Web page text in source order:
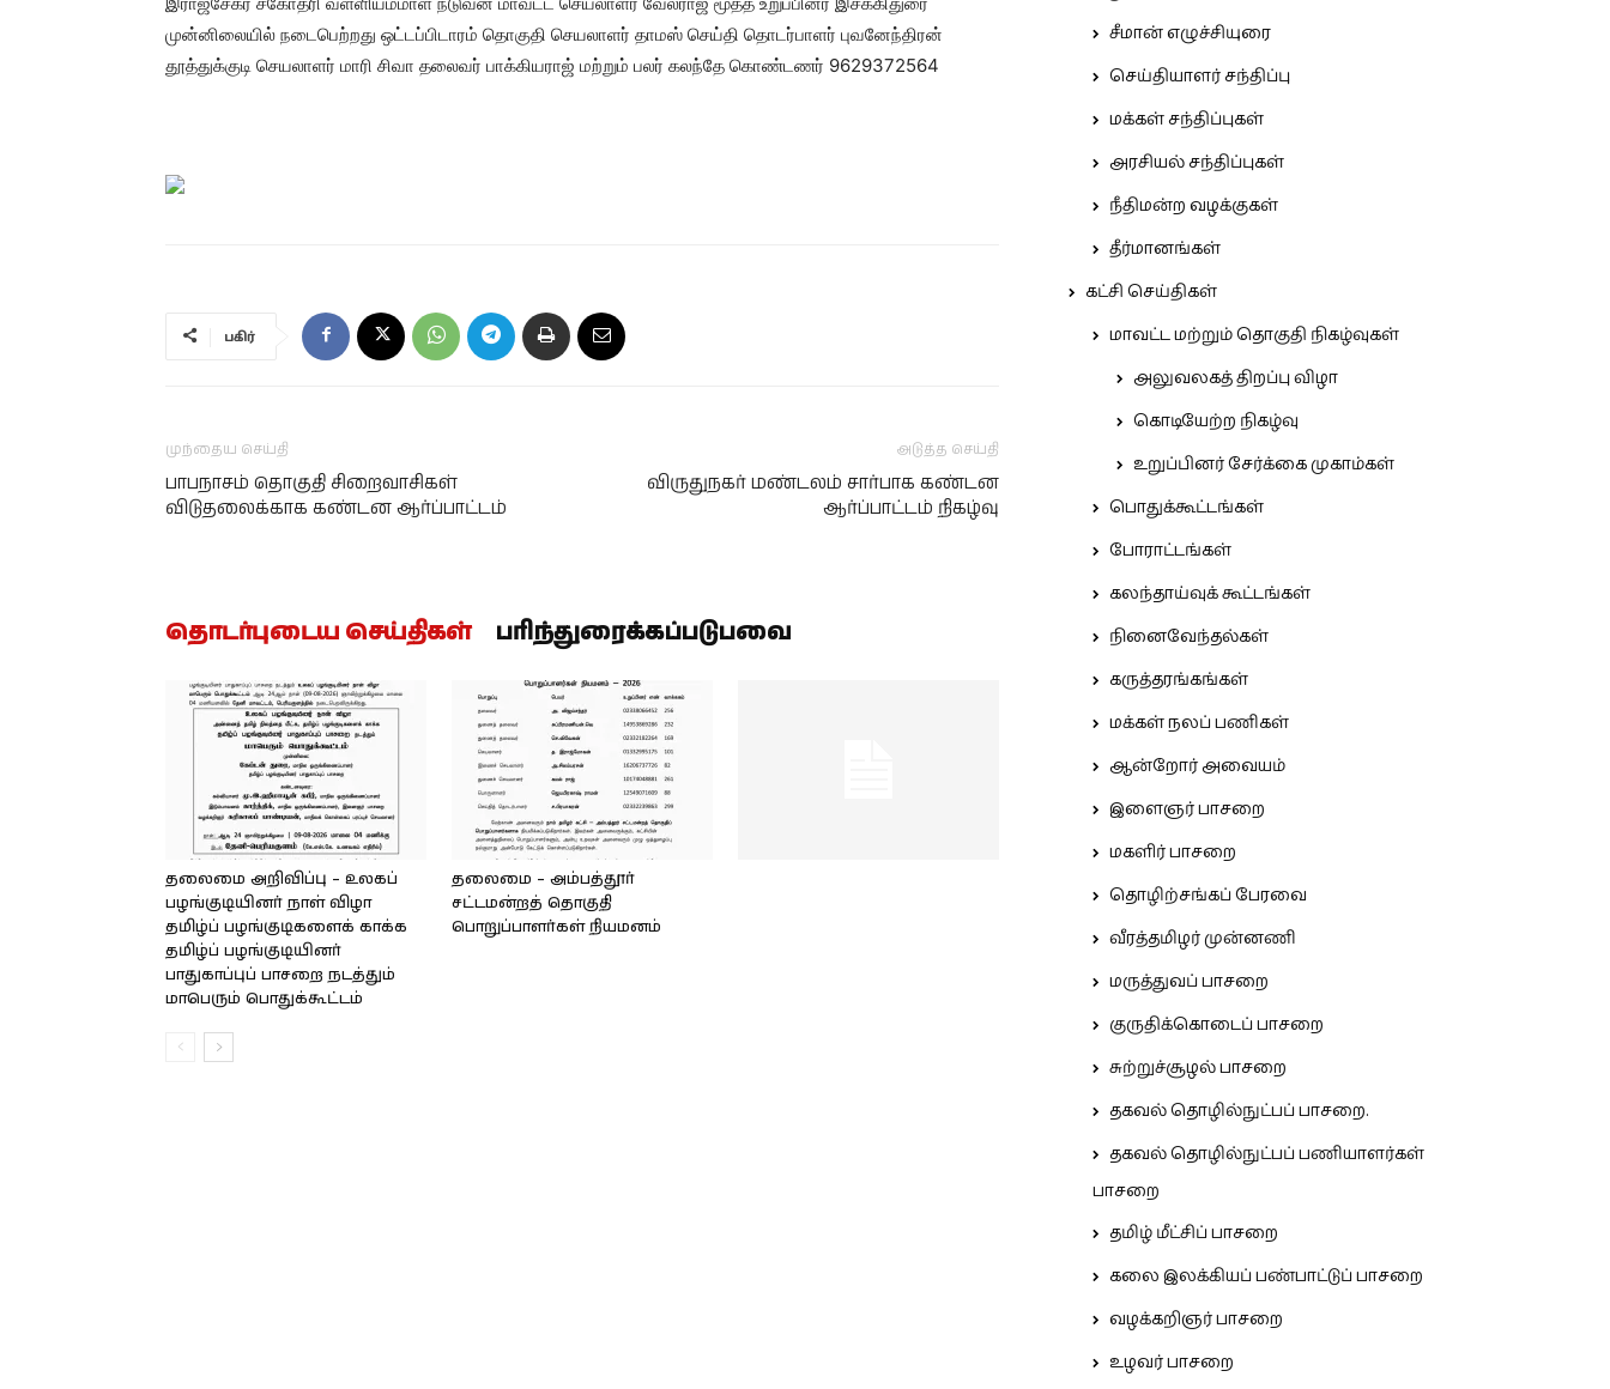
முன்னிலையில் நடைபெற்றது ஒட்டப்பிடாரம் தொகுதி செயலாளர் தாமஸ் செய்தி தொடர்பாளர் புவனேந்திரன்
தூத்துக்குடி செயலாளர் மாரி சிவா தலைவர் பாக்கியராஜ் மற்றும் பலர் கலந்தே கொண்டணர் 9629372564
பகிர்
முந்தைய செய்தி
பாபநாசம் தொகுதி சிறைவாசிகள்
விடுதலைக்காக கண்டன ஆர்ப்பாட்டம்
அடுத்த செய்தி
விருதுநகர் மண்டலம் சார்பாக கண்டன
ஆர்ப்பாட்டம் நிகழ்வு
தொடர்புடைய செய்திகள் பரிந்துரைக்கப்படுபவை
தலைமை அறிவிப்பு – உலகப்
பழங்குடியினர் நாள் விழா
தமிழ்ப் பழங்குடிகளைக் காக்க
தமிழ்ப் பழங்குடியினர்
பாதுகாப்புப் பாசறை நடத்தும்
மாபெரும் பொதுக்கூட்டம்
தலைமை – அம்பத்தூர்
சட்டமன்றத் தொகுதி
பொறுப்பாளர்கள் நியமனம்
சீமான் எழுச்சியுரை
செய்தியாளர் சந்திப்பு
மக்கள் சந்திப்புகள்
அரசியல் சந்திப்புகள்
நீதிமன்ற வழக்குகள்
தீர்மானங்கள்
கட்சி செய்திகள்
மாவட்ட மற்றும் தொகுதி நிகழ்வுகள்
அலுவலகத் திறப்பு விழா
கொடியேற்ற நிகழ்வு
உறுப்பினர் சேர்க்கை முகாம்கள்
பொதுக்கூட்டங்கள்
போராட்டங்கள்
கலந்தாய்வுக் கூட்டங்கள்
நினைவேந்தல்கள்
கருத்தரங்கங்கள்
மக்கள் நலப் பணிகள்
ஆன்றோர் அவையம்
இளைஞர் பாசறை
மகளிர் பாசறை
தொழிற்சங்கப் பேரவை
வீரத்தமிழர் முன்னணி
மருத்துவப் பாசறை
குருதிக்கொடைப் பாசறை
சுற்றுச்சூழல் பாசறை
தகவல் தொழில்நுட்பப் பாசறை.
தகவல் தொழில்நுட்பப் பணியாளர்கள்
பாசறை
தமிழ் மீட்சிப் பாசறை
கலை இலக்கியப் பண்பாட்டுப் பாசறை
வழக்கறிஞர் பாசறை
உழவர் பாசறை